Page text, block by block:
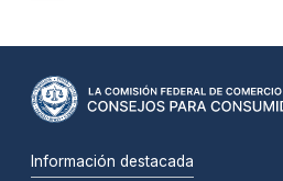
Información destacada